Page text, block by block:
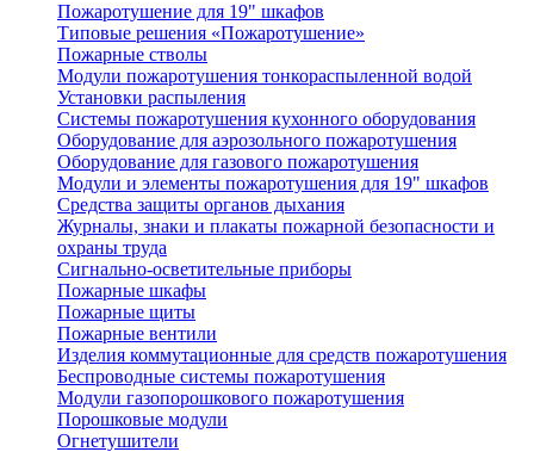
Пожаротушение для 19" шкафов
Типовые решения «Пожаротушение»
Пожарные стволы
Модули пожаротушения тонкораспыленной водой
Установки распыления
Системы пожаротушения кухонного оборудования
Оборудование для аэрозольного пожаротушения
Оборудование для газового пожаротушения
Модули и элементы пожаротушения для 19" шкафов
Средства защиты органов дыхания
Журналы, знаки и плакаты пожарной безопасности и
охраны труда
Сигнально-осветительные приборы
Пожарные шкафы
Пожарные щиты
Пожарные вентили
Изделия коммутационные для средств пожаротушения
Беспроводные системы пожаротушения
Модули газопорошкового пожаротушения
Порошковые модули
Огнетушители